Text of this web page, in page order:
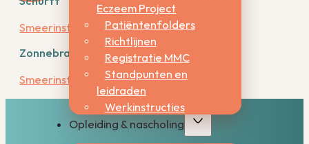
Eczeem Project
Patiëntenfolders
Richtlijnen
Registratie MMC
Standpunten en
leidraden
Werkinstructies
Opleiding & nascholing
Smeerinstructies permetrine
Zonnebrand
Smeerinstructie zonnebrandcreme